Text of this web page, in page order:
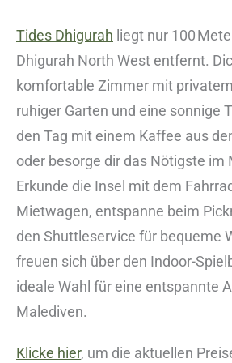
Tides Dhigurah liegt nur 100
Dhigurah North West entfernt.
komfortable Zimmer mit
ruhiger Garten und eine sonnige
den Tag mit einem Kaffee aus
oder besorge dir das Nötigste im
Erkunde die Insel mit dem
Mietwagen, entspanne beim
den Shuttleservice für bequeme
freuen sich über den Indoor-
ideale Wahl für eine entspannte
Malediven.
Klicke hier, um die aktuellen